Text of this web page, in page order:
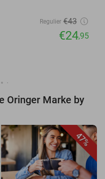
Regulier €43
€24,95
Oringer Marke by
47%